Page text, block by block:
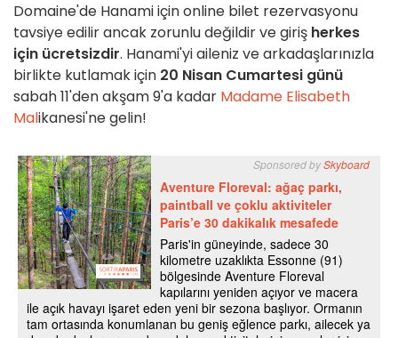
Domaine'de Hanami için online bilet rezervasyonu
tavsiye edilir ancak zorunlu değildir ve giriş herkes
için ücretsizdir. Hanami'yi aileniz ve arkadaşlarınızla
birlikte kutlamak için 20 Nisan Cumartesi günü
sabah 11'den akşam 9'a kadar Madame Elisabeth
Malikanesi'ne gelin!